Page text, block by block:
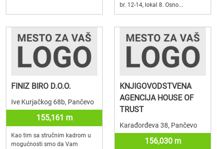
br. 12-14, lokal 8. Osno...
FINIZ BIRO D.O.O.
Ive Kurjačkog 68b, Pančevo
155,161 m
Kao tim sa stručnim kadrom u
mogućnosti smo da Vam
KNJIGOVODSTVENA
AGENCIJA HOUSE OF
TRUST
Karađorđeva 38, Pančevo
156,030 m